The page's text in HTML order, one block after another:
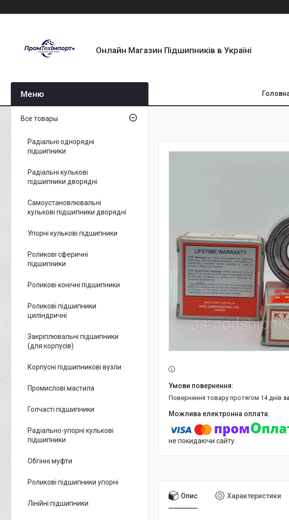
Онлайн Магазин Підшипників в Україні
повернення товару протягом 14 днів
не покидаючи сайту.
Опис Характеристики
Все товары
Радіальні однорядні
підшипники
Радіальні кулькові
підшипники дворядні
Самоустановлювальні
кулькові підшипники дворядні
Упорні кулькові підшипники
Роликові сферичні
підшипники
Роликові конічні підшипники
Роликові підшипники
циліндричні
Закріплювальні підшипники
(для корпусів)
Корпусні підшипникові вузли
Промислові мастила
Голчасті підшипники
Радіально-упорні кулькові
підшипники
Обгінні муфти
Роликові підшипники упорні
Лінійні підшипники